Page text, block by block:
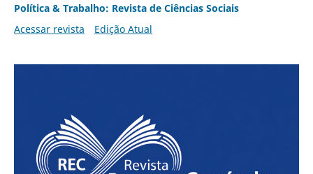
Política & Trabalho: Revista de Ciências Sociais
Acessar revista
Edição Atual